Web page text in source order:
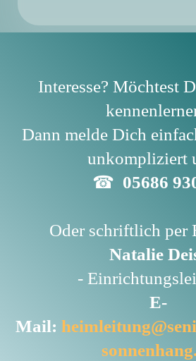
Interesse? Möchtest
Dann melde Dich
unkompliziert
☎ 05686
Oder schriftlich per
Natalie
-
E-
Mail: